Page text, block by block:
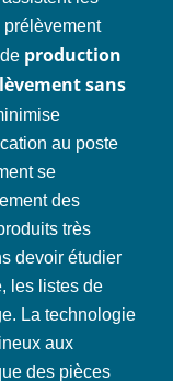
production
sans
au poste
se
des
très
devoir étudier
les listes de
La technologie
aux
des pièces